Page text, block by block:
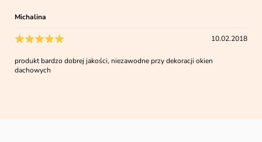
Michalina
10.02.2018
produkt bardzo dobrej jakości, niezawodne przy dekoracji okien
dachowych